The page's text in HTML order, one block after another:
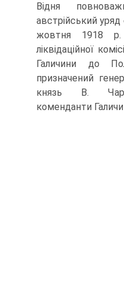
Відня
австрійський
жовтня 1918 р.
ліквідаційної
Галичини до
призначений
князь В.
коменданти